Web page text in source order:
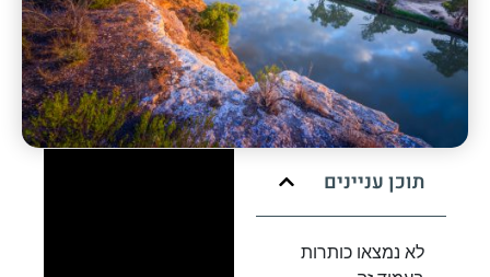
תוכן עניינים
לא נמצאו כותרות